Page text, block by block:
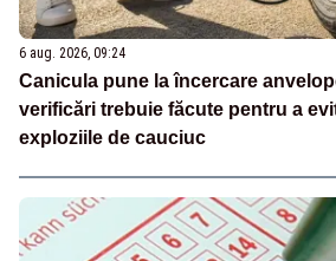
6 aug. 2026, 09:24
Canicula pune la încercare
verificări trebuie făcute pentru a
exploziile de cauciuc